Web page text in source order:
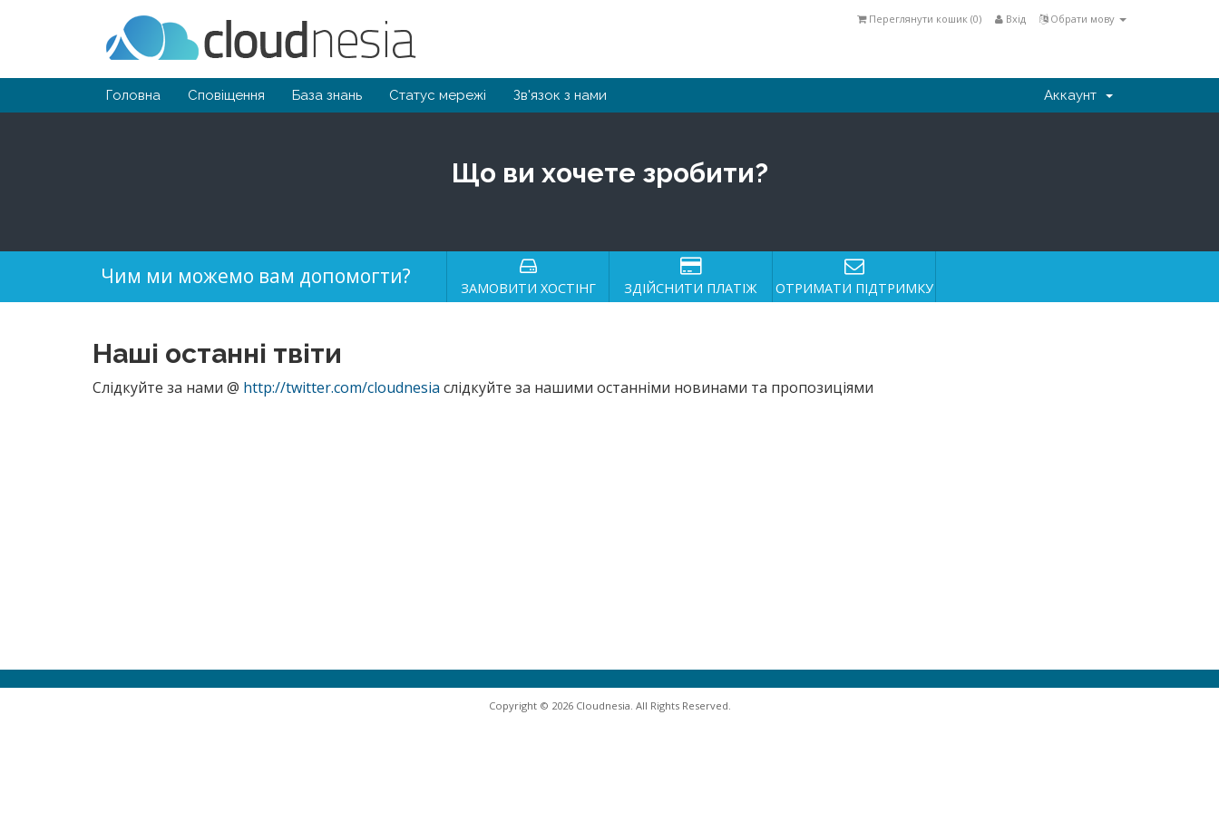
Обрати мову
Вхід
Переглянути кошик (0)
Головна Сповіщення База знань Статус мережі Зв'язок з нами Аккаунт
Що ви хочете зробити?
Чим ми можемо вам допомогти? ЗАМОВИТИ ХОСТІНГ ЗДІЙСНИТИ ПЛАТІЖ ОТРИМАТИ ПІДТРИМКУ
Наші останні твіти
Слідкуйте за нами @ http://twitter.com/cloudnesia слідкуйте за нашими останніми новинами та пропозиціями
Copyright © 2026 Cloudnesia. All Rights Reserved.